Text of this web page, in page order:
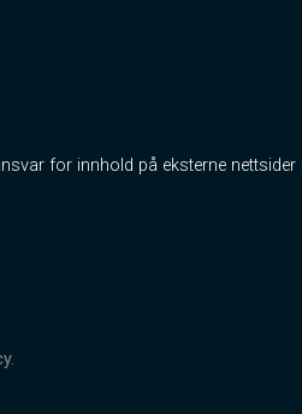
for innhold på eksterne